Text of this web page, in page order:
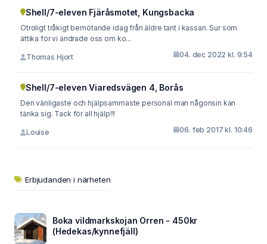
Shell/7-eleven Fjäråsmotet, Kungsbacka
Otroligt tråkigt bemötande idag från äldre tant i kassan. Sur som
ättika för vi ändrade oss om ko...
Thomas Hjort 04. dec 2022 kl. 9:54
Shell/7-eleven Viaredsvägen 4, Borås
Den vänligaste och hjälpsammaste personal man någonsin kan
tänka sig. Tack för all hjälp!!!
Louise 06. feb 2017 kl. 10:46
Erbjudanden i närheten
Boka vildmarkskojan Orren - 450kr
(Hedekas/kynnefjäll)